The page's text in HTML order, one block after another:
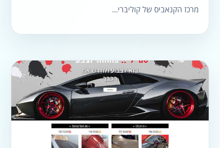
מרכז הקנאביס של קוליברי...